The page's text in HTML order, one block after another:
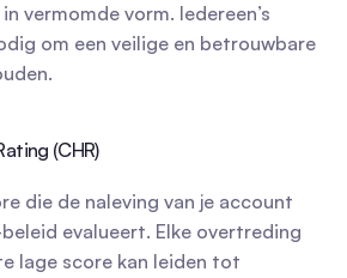
vermomde vorm. Iedereen’s
om een veilige en betrouwbare
(CHR)
die de naleving van je account
evalueert. Elke overtreding
lage score kan leiden tot